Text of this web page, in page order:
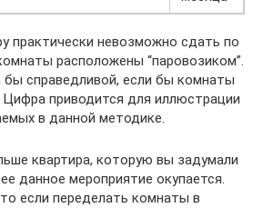
практически невозможно сдать по
расположены “паровозиком”.
справедливой, если бы комнаты
приводится для иллюстрации
в данной методике.
квартира, которую вы задумали
данное мероприятие окупается.
если переделать комнаты в